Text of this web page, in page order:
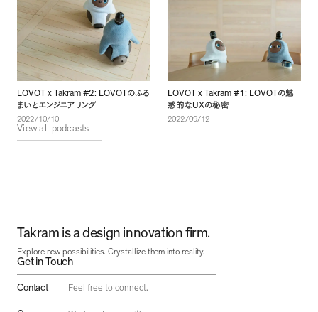
LOVOT x Takram #2: LOVOTのふる
まいとエンジニアリング
2022/10/10
LOVOT x Takram #1: LOVOTの魅
惑的なUXの秘密
2022/09/12
View all podcasts
Takram is a design innovation firm.
Explore new possibilities. Crystallize them into reality.
Get in Touch
Contact Feel free to connect.